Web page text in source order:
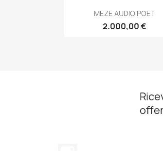
Anteprima
MEZE AUDIO POET
2.000,00 €